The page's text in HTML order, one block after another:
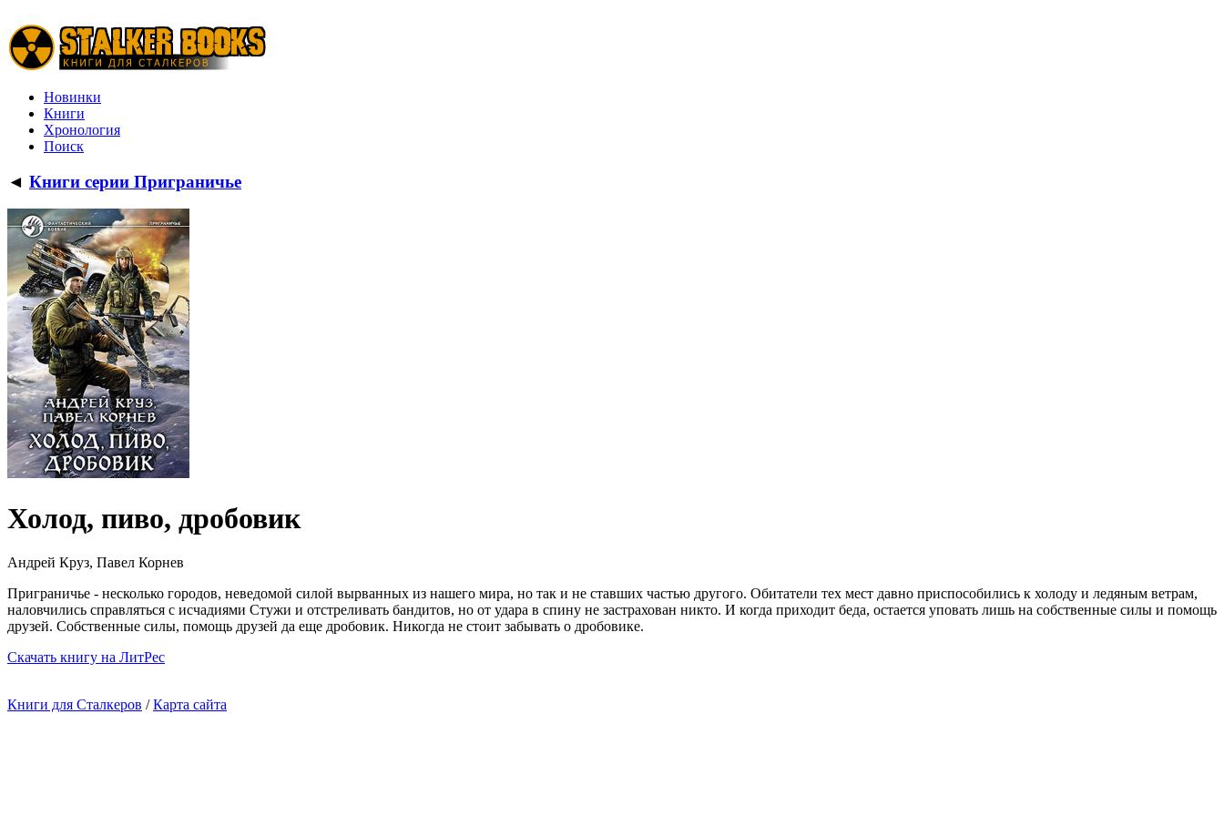
Новинки
Книги
Хронология
Поиск
◄ Книги серии Приграничье
Холод, пиво, дробовик
Андрей Круз, Павел Корнев
Приграничье - несколько городов, неведомой силой вырванных из нашего мира, но так и не ставших частью другого. Обитатели тех мест давно приспособились к холоду и ледяным ветрам,
наловчились справляться с исчадиями Стужи и отстреливать бандитов, но от удара в спину не застрахован никто. И когда приходит беда, остается уповать лишь на собственные силы и помощь
друзей. Собственные силы, помощь друзей да еще дробовик. Никогда не стоит забывать о дробовике.
Cкачать книгу на ЛитРес
Книги для Сталкеров /Карта сайта